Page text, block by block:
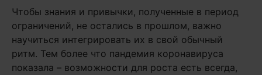
Чтобы знания и привычки, полученные в период
ограничений, не остались в прошлом, важно
научиться интегрировать их в свой обычный
ритм. Тем более что пандемия коронавируса
показала – возможности для роста есть всегда,